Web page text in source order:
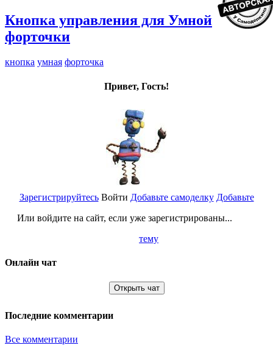
Кнопка управления для Умной
форточки
кнопка умная форточка
Привет, Гость!
Зарегистрируйтесь
Или войдите на сайт, если уже зарегистрированы...
Войти Добавьте самоделку Добавьте
тему
Онлайн чат
Открыть чат
Последние комментарии
Все комментарии